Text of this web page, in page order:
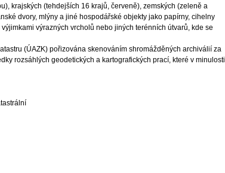
krajských (tehdejších 16 krajů, červeně), zemských (zeleně a
dvory, mlýny a jiné hospodářské objekty jako papírny, cihelny
výrazných vrcholů nebo jiných terénních útvarů, kde se
(ÚAZK) pořizována skenováním shromážděných archiválií za
rozsáhlých geodetických a kartografických prací, které v minulosti